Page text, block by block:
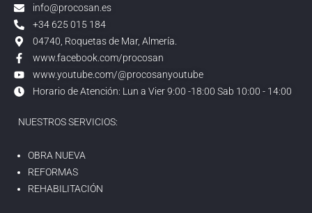
info@procosan.es
+34 625 015 184
04740, Roquetas de Mar, Almería.
www.facebook.com/procosan
www.youtube.com/@procosanyoutube
Horario de Atención: Lun a Vier 9:00 -18:00 Sab 10:00 - 14:00
NUESTROS SERVICIOS:
OBRA NUEVA
REFORMAS
REHABILITACIÓN